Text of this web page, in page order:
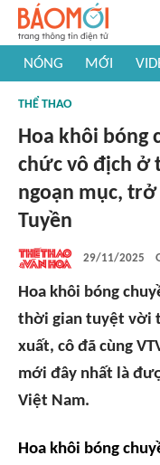
NÓNG MỚI
#Khám phá thế giới
THỂ THAO
Hoa khôi bóng
chức vô địch ở
ngoạn mục,
Tuyền
29/11/2025
Hoa khôi bóng
thời gian tuyệt vời
xuất, cô đã cùng
mới đây nhất là
Việt Nam.
Hoa khôi bóng